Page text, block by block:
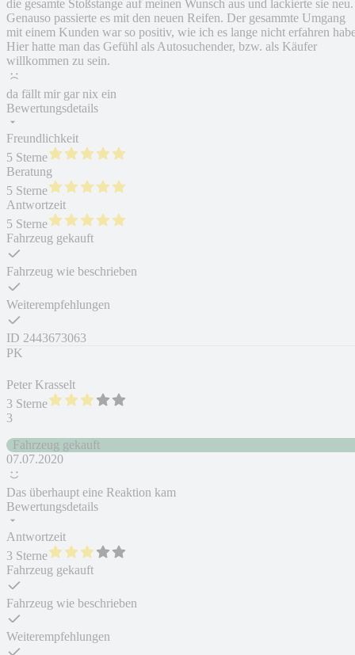
die gesamte Stoßstange auf meinen Wunsch aus und lackierte sie neu.
Genauso passierte es mit den neuen Reifen. Der gesammte Umgang
mit einem Kunden war so positiv, wie ich es lange nicht erfahren
Hier hatte man das Gefühl als Autosuchender, bzw. als Käufer
willkommen zu sein.
da fällt mir gar nix ein
Bewertungsdetails
Freundlichkeit
5 Sterne
Beratung
5 Sterne
Antwortzeit
5 Sterne
Fahrzeug gekauft
Fahrzeug wie beschrieben
Weiterempfehlungen
ID 2443673063
PK
Peter Krasselt
3 Sterne
3
Fahrzeug gekauft
07.07.2020
Das überhaupt eine Reaktion kam
Bewertungsdetails
Antwortzeit
3 Sterne
Fahrzeug gekauft
Fahrzeug wie beschrieben
Weiterempfehlungen